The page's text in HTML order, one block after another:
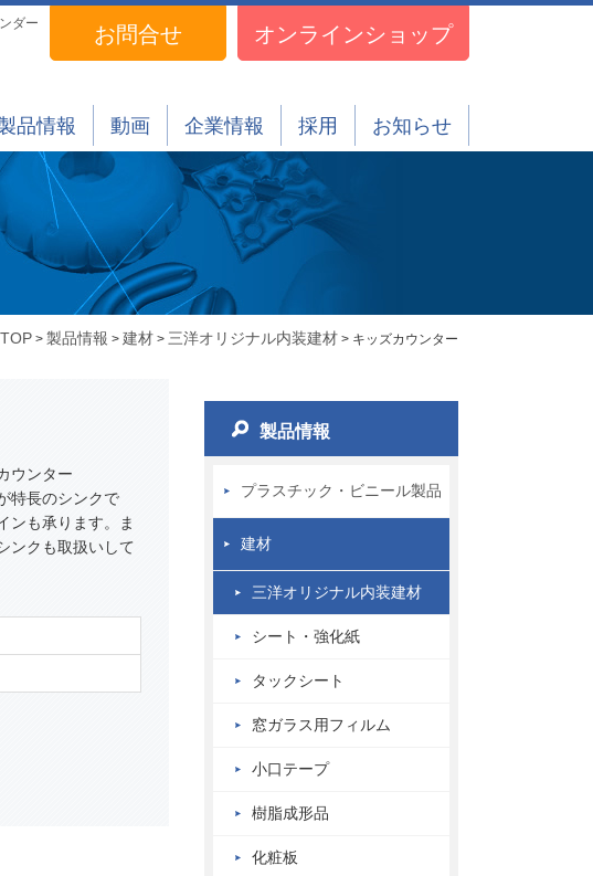
ダー お問合せ オンラインショップ
品情報 動画 企業情報 採用 お知らせ
TOP > 製品情報 > 建材 > 三洋オリジナル内装建材 > キッズカウンター
ウンター
特長のシンクで
ンも承ります。ま
ンクも取扱いして
製品情報
プラスチック・ビニール製品
建材
三洋オリジナル内装建材
シート・強化紙
タックシート
窓ガラス用フィルム
小口テープ
樹脂成形品
化粧板